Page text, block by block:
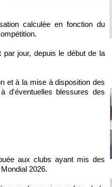
calculée en fonction du
jour, depuis le début de la
et à la mise à disposition des
d'éventuelles blessures des
aux clubs ayant mis des
2026.